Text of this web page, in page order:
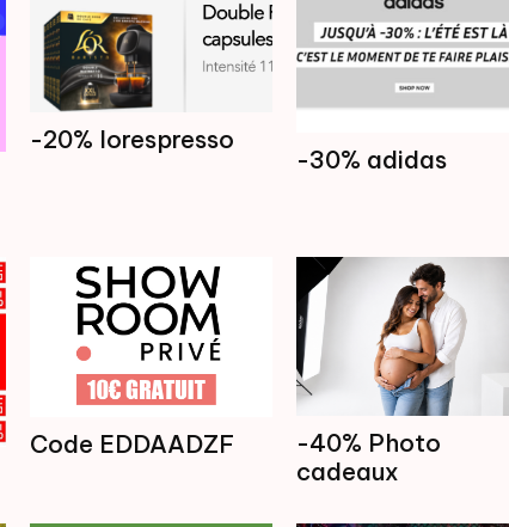
-20% lorespresso
-30% adidas
Code EDDAADZF
-40% Photo
cadeaux